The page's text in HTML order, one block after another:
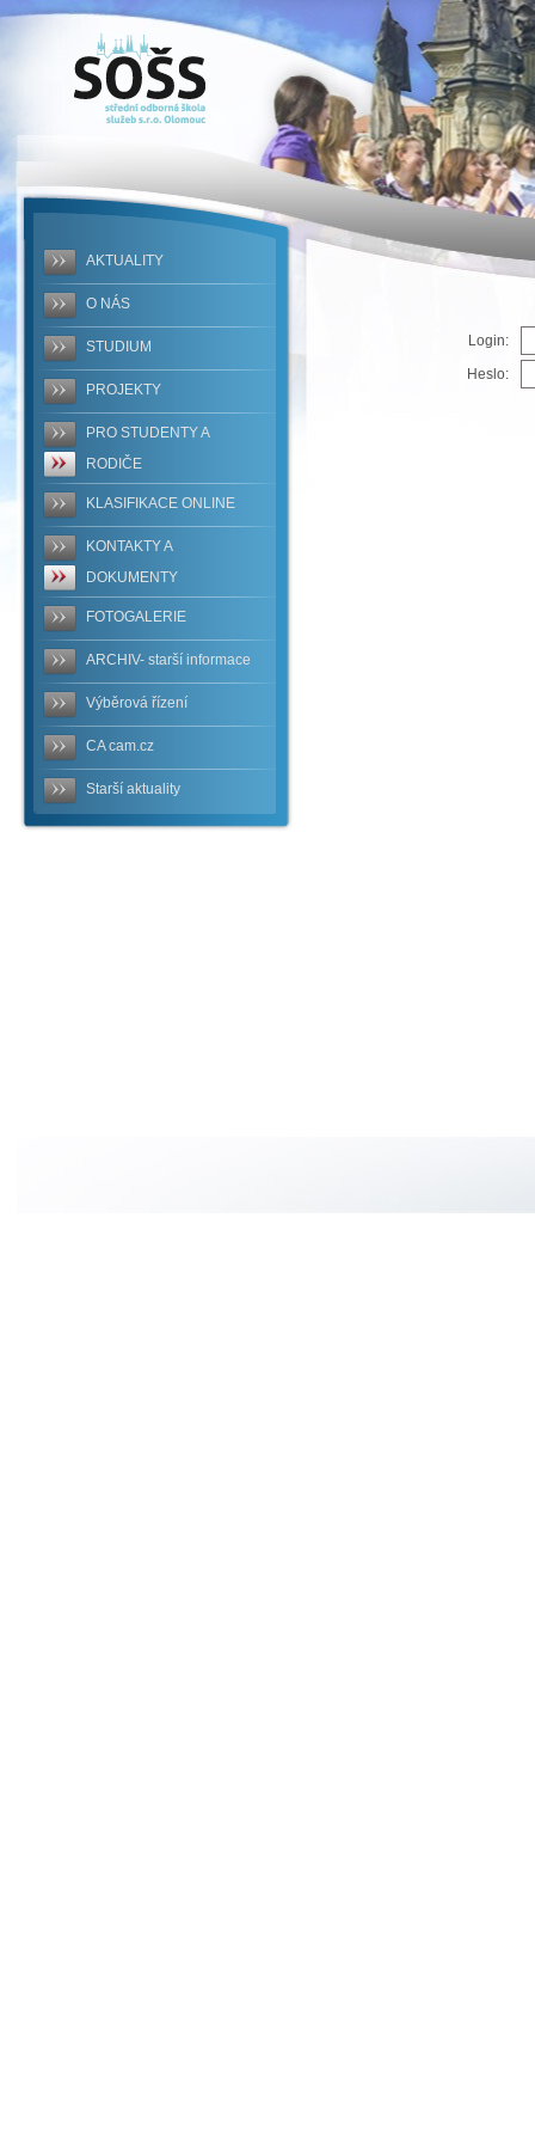
SOŠS -
ERROR
AKTUALITY
O NÁS
STUDIUM
PROJEKTY
PRO STUDENTY A
RODIČE
KLASIFIKACE ONLINE
KONTAKTY A
DOKUMENTY
FOTOGALERIE
ARCHIV- starší informace
Výběrová řízení
CA cam.cz
Starší aktuality
Login:
Heslo: